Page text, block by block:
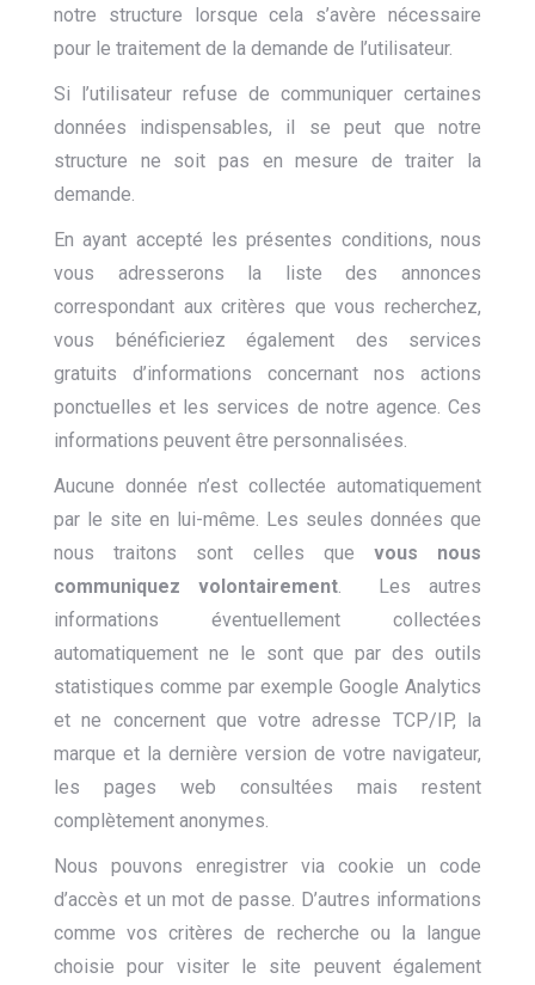
notre structure lorsque cela s’avère nécessaire
pour le traitement de la demande de l’utilisateur.
Si l’utilisateur refuse de communiquer certaines
données indispensables, il se peut que notre
structure ne soit pas en mesure de traiter la
demande.
En ayant accepté les présentes conditions, nous
vous adresserons la liste des annonces
correspondant aux critères que vous recherchez,
vous bénéficieriez également des services
gratuits d’informations concernant nos actions
ponctuelles et les services de notre agence. Ces
informations peuvent être personnalisées.
Aucune donnée n’est collectée automatiquement
par le site en lui-même. Les seules données que
nous traitons sont celles que vous nous
communiquez volontairement. Les autres
informations éventuellement collectées
automatiquement ne le sont que par des outils
statistiques comme par exemple Google Analytics
et ne concernent que votre adresse TCP/IP, la
marque et la dernière version de votre navigateur,
les pages web consultées mais restent
complètement anonymes.
Nous pouvons enregistrer via cookie un code
d’accès et un mot de passe. D’autres informations
comme vos critères de recherche ou la langue
choisie pour visiter le site peuvent également